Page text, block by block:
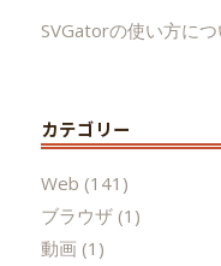
SVGatorの使い方に
カテゴリー
Web (141)
ブラウザ(1)
動画 (1)